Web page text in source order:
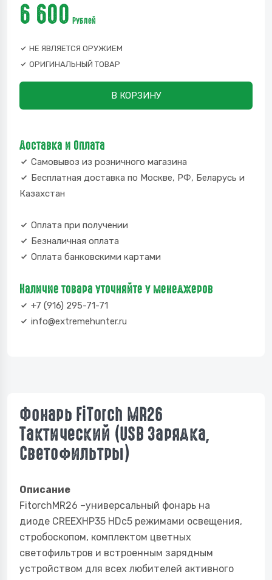
6 600 Рублей
НЕ ЯВЛЯЕТСЯ ОРУЖИЕМ
ОРИГИНАЛЬНЫЙ ТОВАР
В КОРЗИНУ
Доставка и Оплата
Самовывоз из розничного магазина
Бесплатная доставка по Москве, РФ, Беларусь и
Казахстан
Оплата при получении
Безналичная оплата
Оплата банковскими картами
Наличие товара уточняйте у менеджеров
+7 (916) 295-71-71
info@extremehunter.ru
Фонарь FiTorch MR26
Тактический (USB Зарядка,
Светофильтры)
Описание
FitorchMR26 –универсальный фонарь на
диоде CREEXHP35 HDc5 режимами освещения,
стробоскопом, комплектом цветных
светофильтров и встроенным зарядным
устройством для всех любителей активного